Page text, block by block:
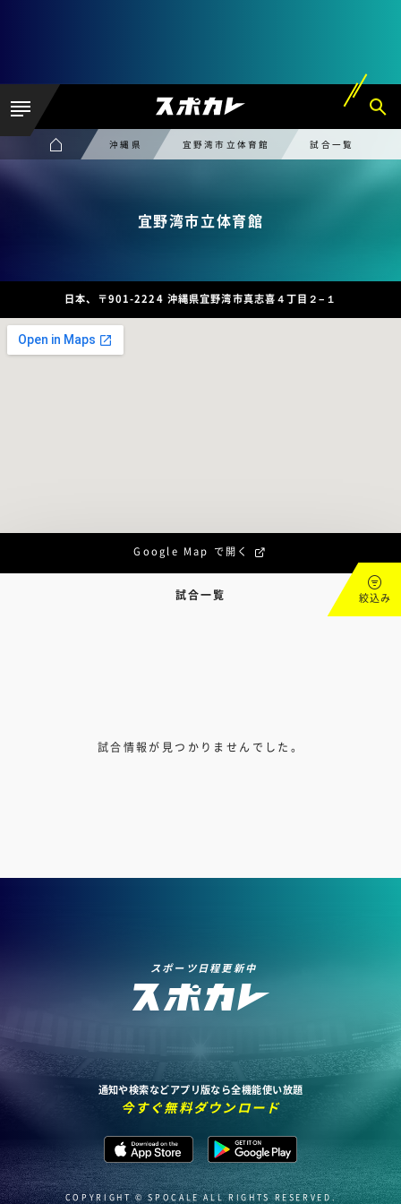
沖縄県 宜野湾市立体育館 試合一覧
宜野湾市立体育館
日本、〒901-2224 沖縄県宜野湾市真志喜４丁目２−１
Google Map で開く
試合一覧 絞込み
試合情報が見つかりませんでした。
スポーツ日程更新中
通知や検索などアプリ版なら全機能使い放題
今すぐ無料ダウンロード
COPYRIGHT © SPOCALE ALL RIGHTS RESERVED.